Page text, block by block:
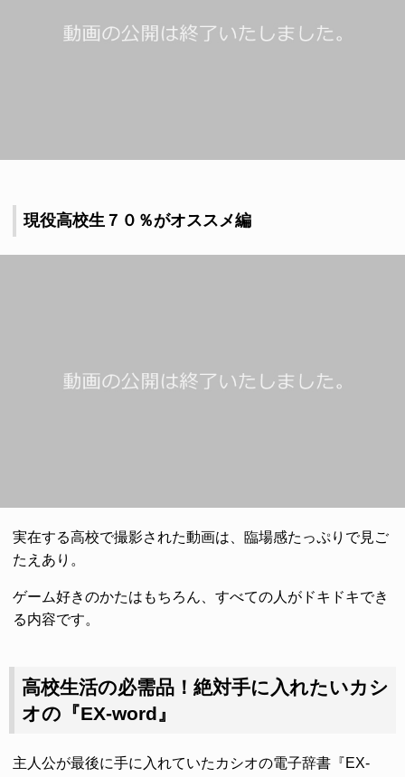
現役高校生７０％がオススメ編
実在する高校で撮影された動画は、臨場感たっぷりで見ご
たえあり。
ゲーム好きのかたはもちろん、すべての人がドキドキでき
る内容です。
高校生活の必需品！絶対手に入れたいカシ
オの『EX-word』
主人公が最後に手に入れていたカシオの電子辞書『EX-